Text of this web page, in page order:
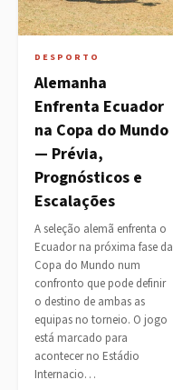
DESPORTO
Alemanha
Enfrenta Ecuador
na Copa do Mundo
— Prévia,
Prognósticos e
Escalações
A seleção alemã enfrenta o
Ecuador na próxima fase da
Copa do Mundo num
confronto que pode definir
o destino de ambas as
equipas no torneio. O jogo
está marcado para
acontecer no Estádio
Internacio…